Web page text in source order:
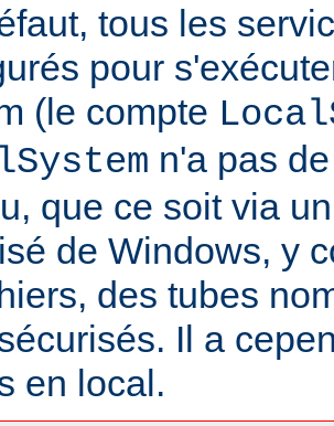
tous les
pour
(le compte
n'a pas
que ce soit via
de Windows, y
des tubes
Il a
en local.